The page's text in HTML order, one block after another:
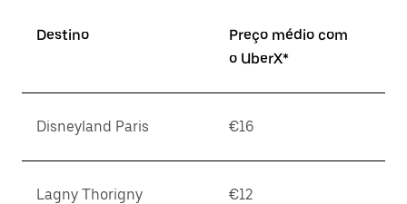
Destino
Preço médio com
o UberX*
Disneyland Paris €16
Lagny Thorigny €12